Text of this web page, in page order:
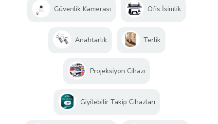
Güvenlik Kamerası Ofis İsimlik
Anahtarlık Terlik
Projeksiyon Cihazı
Giyilebilir Takip Cihazları